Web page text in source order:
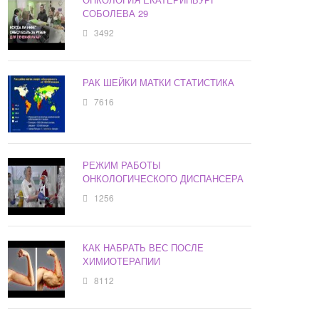
СОБОЛЕВА 29
3492
РАК ШЕЙКИ МАТКИ СТАТИСТИКА
7616
РЕЖИМ РАБОТЫ
ОНКОЛОГИЧЕСКОГО ДИСПАНСЕРА
1256
КАК НАБРАТЬ ВЕС ПОСЛЕ
ХИМИОТЕРАПИИ
8112